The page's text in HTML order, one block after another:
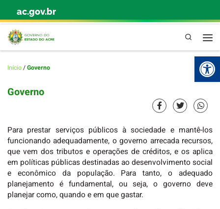
Skip to content
ac.gov.br
Pesquisa
Início/Governo
Governo
Para prestar serviços públicos à sociedade e mantê-los
funcionando adequadamente, o governo arrecada recursos,
que vem dos tributos e operações de créditos, e os aplica
em políticas públicas destinadas ao desenvolvimento social
e econômico da população. Para tanto, o adequado
planejamento é fundamental, ou seja, o governo deve
planejar como, quando e em que gastar.